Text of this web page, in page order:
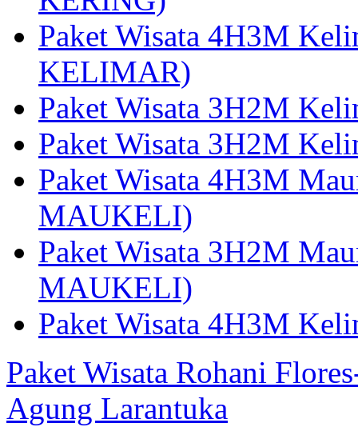
Paket Wisata 4H3M
KELIMAR)
Paket Wisata 3H2M
Paket Wisata 3H2M
Paket Wisata 4H3M
MAUKELI)
Paket Wisata 3H2M
MAUKELI)
Paket Wisata 4H3M
Paket Wisata Rohani
Agung Larantuka